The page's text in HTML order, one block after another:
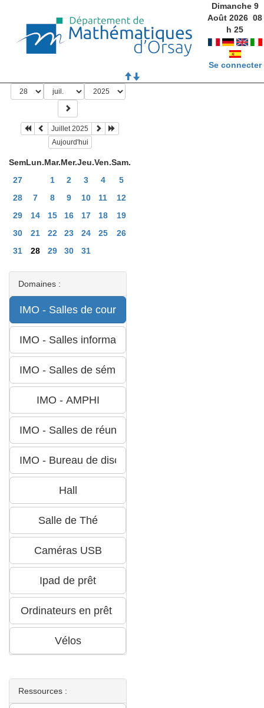
Dimanche 9
Août 2026 08
h25
Se connecter
Juillet 2025
Aujourd'hui
SemLun.Mar.Mer.Jeu.Ven.Sam.
27
1 2 3 4
5
28
7 8 9 10 11
12
29
14 15 16 17 18
19
30
21 22 23 24 25
26
31
28 29 30 31
Domaines :
Ressources :